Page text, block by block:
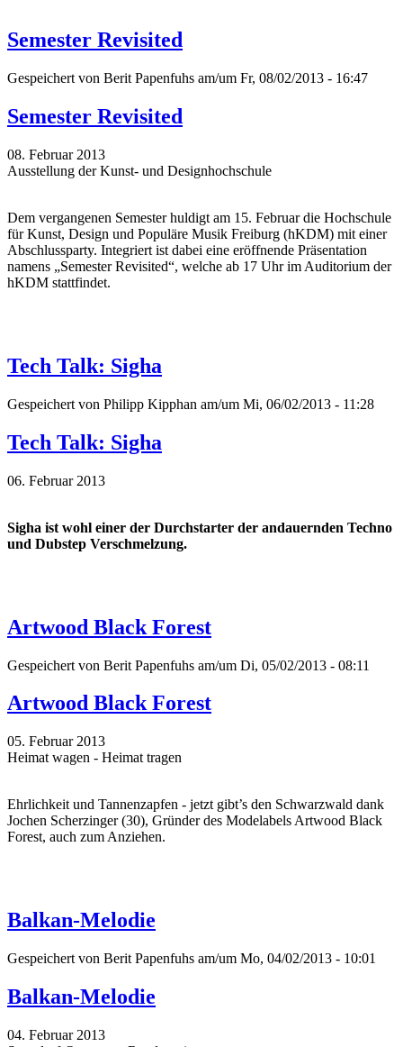
Semester Revisited
Gespeichert von Berit Papenfuhs am/um Fr, 08/02/2013 - 16:47
Semester Revisited
08. Februar 2013
Ausstellung der Kunst- und Designhochschule
Dem vergangenen Semester huldigt am 15. Februar die Hochschule
für Kunst, Design und Populäre Musik Freiburg (hKDM) mit einer
Abschlussparty. Integriert ist dabei eine eröffnende Präsentation
namens „Semester Revisited“, welche ab 17 Uhr im Auditorium der
hKDM stattfindet.
Tech Talk: Sigha
Gespeichert von Philipp Kipphan am/um Mi, 06/02/2013 - 11:28
Tech Talk: Sigha
06. Februar 2013
Sigha ist wohl einer der Durchstarter der andauernden Techno
und Dubstep Verschmelzung.
Artwood Black Forest
Gespeichert von Berit Papenfuhs am/um Di, 05/02/2013 - 08:11
Artwood Black Forest
05. Februar 2013
Heimat wagen - Heimat tragen
Ehrlichkeit und Tannenzapfen - jetzt gibt’s den Schwarzwald dank
Jochen Scherzinger (30), Gründer des Modelabels Artwood Black
Forest, auch zum Anziehen.
Balkan-Melodie
Gespeichert von Berit Papenfuhs am/um Mo, 04/02/2013 - 10:01
Balkan-Melodie
04. Februar 2013